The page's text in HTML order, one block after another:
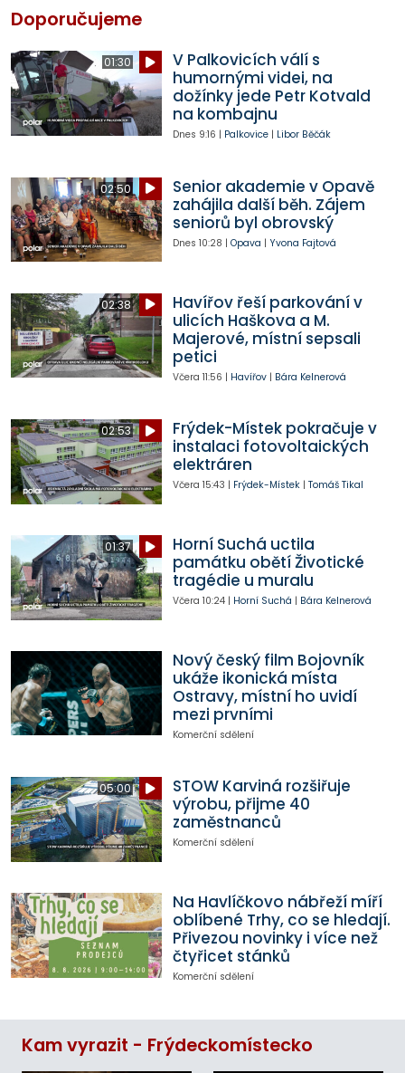
Doporučujeme
01:30
V Palkovicích válí s
humornými videi, na
dožínky jede Petr Kotvald
na kombajnu
Dnes 9:16 | Palkovice| Libor Běčák
02:50
Senior akademie v Opavě
zahájila další běh. Zájem
seniorů byl obrovský
Dnes 10:28 | Opava | Yvona Fajtová
02:38
Havířov řeší parkování v
ulicích Haškova a M.
Majerové, místní sepsali
petici
Včera 11:56 | Havířov| Bára Kelnerová
02:53
Frýdek-Místek pokračuje v
instalaci fotovoltaických
elektráren
Včera 15:43 | Frýdek-Místek| Tomáš Tikal
01:37
Horní Suchá uctila
památku obětí Životické
tragédie u muralu
Včera 10:24| Horní Suchá | Bára Kelnerová
Nový český film Bojovník
ukáže ikonická místa
Ostravy, místní ho uvidí
mezi prvními
Komerční sdělení
05:00
STOW Karviná rozšiřuje
výrobu, přijme 40
zaměstnanců
Komerční sdělení
Na Havlíčkovo nábřeží míří
oblíbené Trhy, co se hledají.
Přivezou novinky i více než
čtyřicet stánků
Komerční sdělení
Kam vyrazit - Frýdeckomístecko